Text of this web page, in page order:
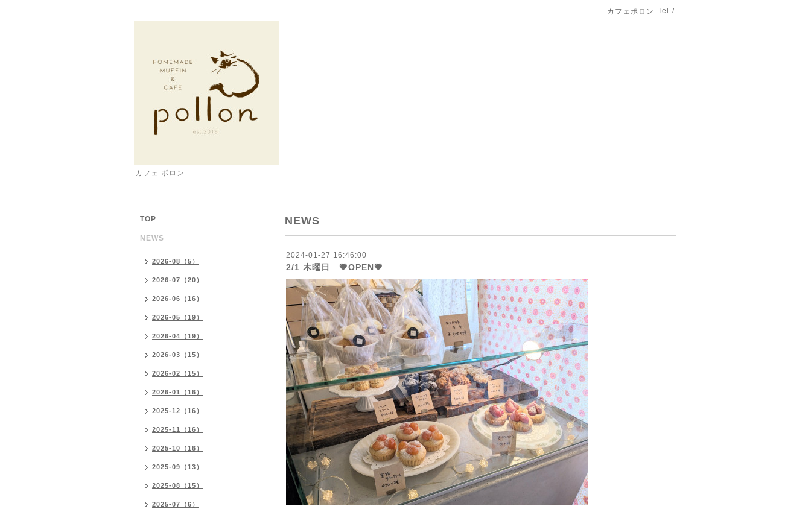
カフェポロン Tel /
カフェ ポロン
NEWS
2024-01-27 16:46:00
2/1 木曜日 💗OPEN💗
TOP
NEWS
2026-08（5）
2026-07（20）
2026-06（16）
2026-05（19）
2026-04（19）
2026-03（15）
2026-02（15）
2026-01（16）
2025-12（16）
2025-11（16）
2025-10（16）
2025-09（13）
2025-08（15）
2025-07（6）